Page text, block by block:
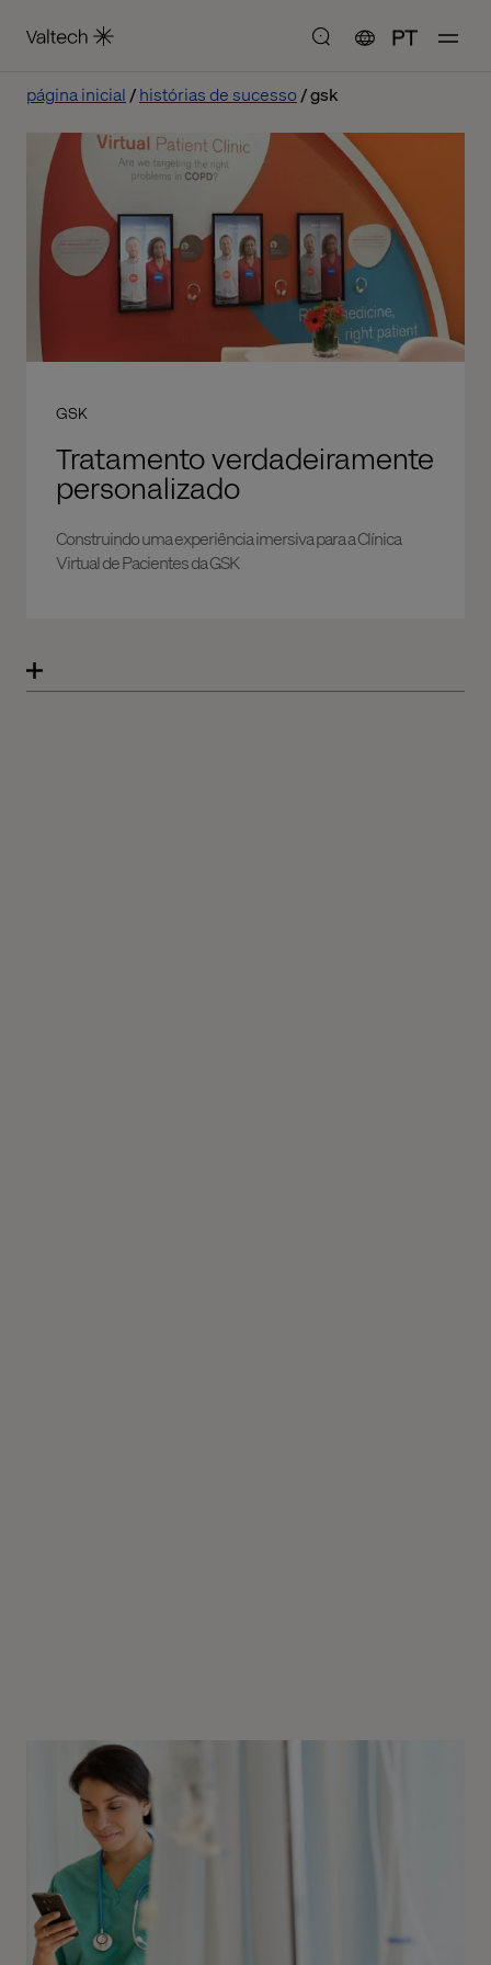
PT
página inicial histórias de sucesso gsk
GSK
Tratamento verdadeiramente
personalizado
Construindo uma experiência imersiva para a Clínica
Virtual de Pacientes da GSK